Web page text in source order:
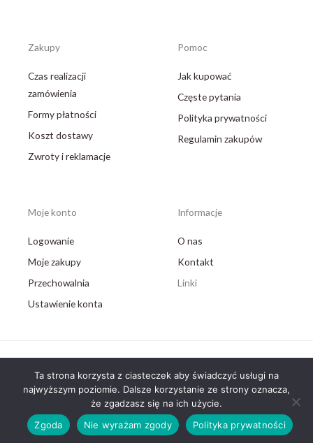
Zakupy
Czas realizacji
zamówienia
Formy płatności
Koszt dostawy
Zwroty i reklamacje
Pomoc
Jak kupować
Częste pytania
Polityka prywatności
Regulamin zakupów
Moje konto
Logowanie
Moje zakupy
Przechowalnia
Ustawienie konta
Informacje
O nas
Kontakt
Linki
Copyright © 2026 AB Medical Partner
Powered by AB Medical Partner
Ta strona korzysta z ciasteczek aby świadczyć usługi na
najwyższym poziomie. Dalsze korzystanie ze strony oznacza,
że zgadzasz się na ich użycie.
Zgoda
Nie wyrażam zgody Polityka prywatności